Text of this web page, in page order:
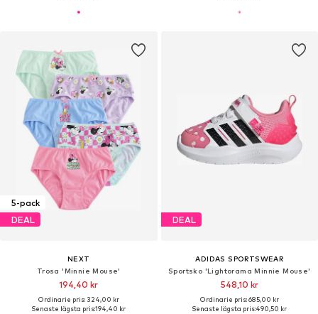
5-pack
DEAL
NEXT
Trosa 'Minnie Mouse'
194,40 kr
Ordinarie pris: 324,00 kr
Senaste lägsta pris:194,40 kr
DEAL
ADIDAS SPORTSWEAR
Sportsko 'Lightorama Minnie Mouse'
548,10 kr
Ordinarie pris: 685,00 kr
Senaste lägsta pris:490,50 kr